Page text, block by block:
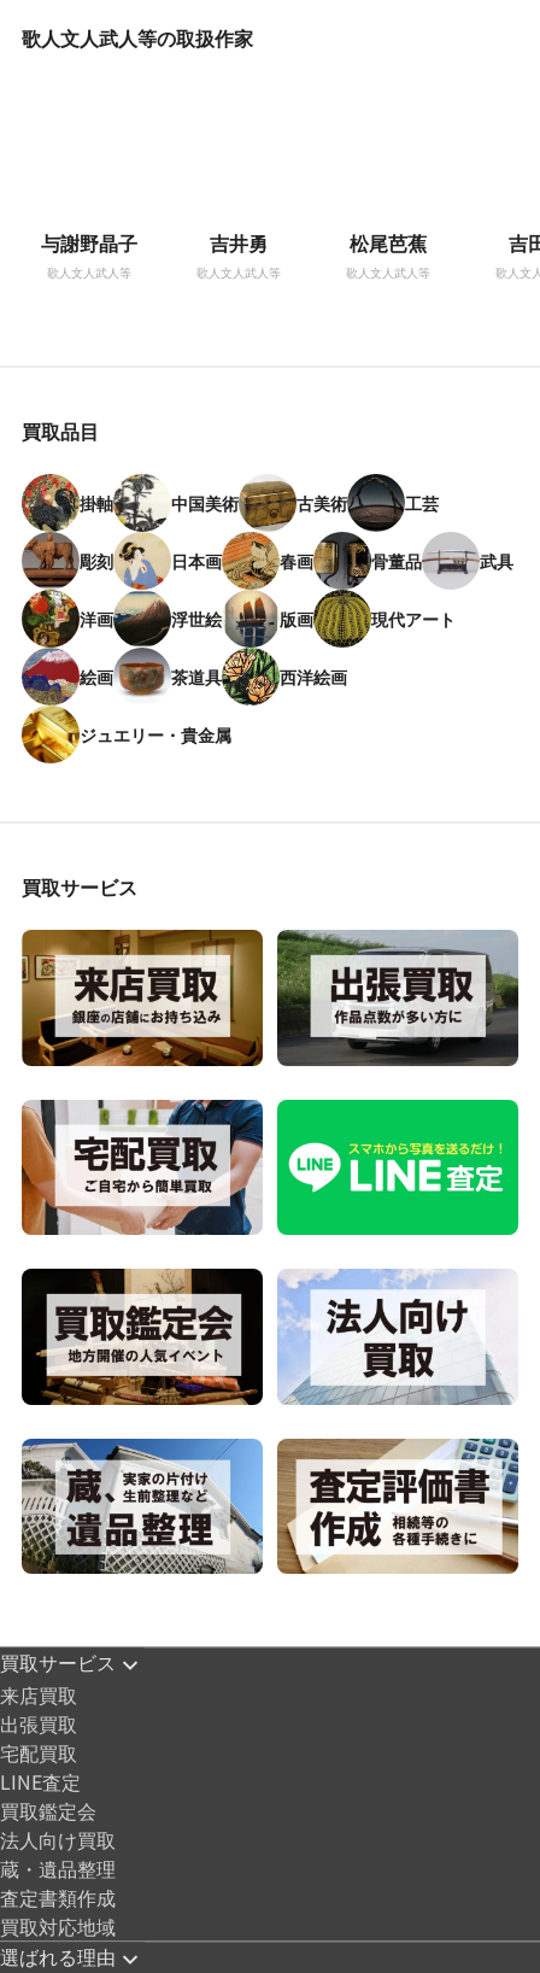
歌人文人武人等の取扱作家
与謝野晶子
歌人文人武人等
吉井勇
歌人文人武人等
松尾芭蕉
歌人文人武人等
吉
歌人文
買取品目
掛軸 中国美術 古美術 工芸
彫刻 日本画 春画 骨董品 武具
洋画 浮世絵 版画 現代アート
絵画 茶道具 西洋絵画
ジュエリー・貴金属
買取サービス
買取サービス
来店買取
出張買取
宅配買取
LINE査定
買取鑑定会
法人向け買取
蔵・遺品整理
査定書類作成
買取対応地域
選ばれる理由